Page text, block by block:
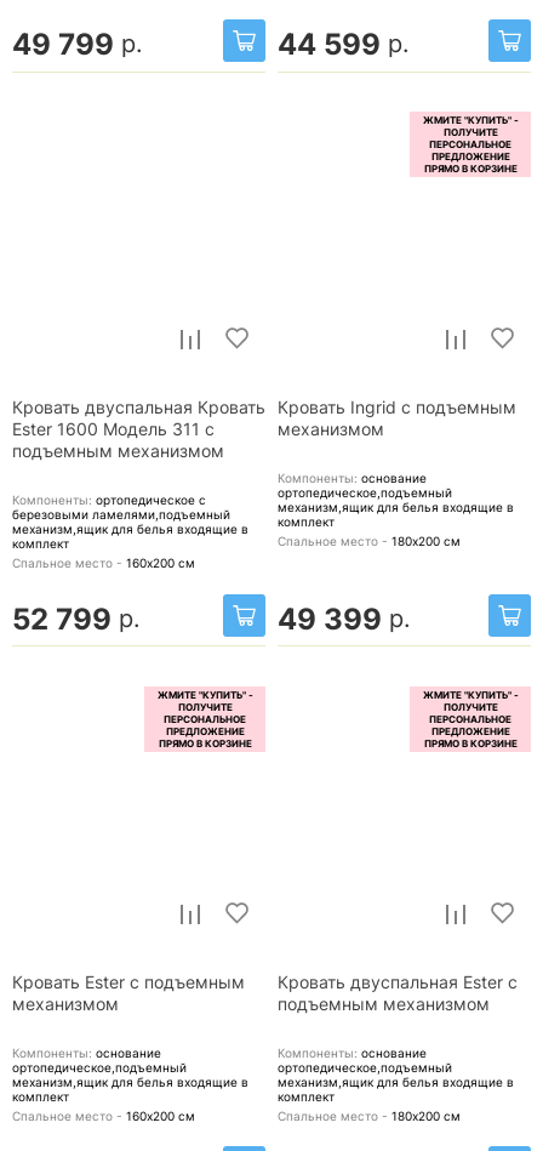
49 799 р. 44 599 р.
Кровать двуспальная Кровать
Ester 1600 Модель 311 с
подъемным механизмом
Компоненты: ортопедическое с
березовыми ламелями,подъемный
механизм,ящик для белья входящие в
комплект
Спальное место - 160х200 см
52 799 р.
Кровать Ingrid с подъемным
механизмом
Компоненты: основание
ортопедическое,подъемный
механизм,ящик для белья входящие в
комплект
Спальное место - 180х200 см
49 399 р.
Кровать Ester с подъемным
механизмом
Компоненты: основание
ортопедическое,подъемный
механизм,ящик для белья входящие в
комплект
Спальное место - 160х200 см
Кровать двуспальная Ester с
подъемным механизмом
Компоненты: основание
ортопедическое,подъемный
механизм,ящик для белья входящие в
комплект
Спальное место - 180х200 см